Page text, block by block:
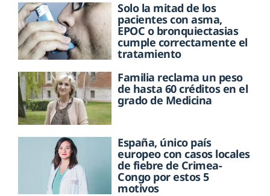
Solo la mitad de los
pacientes con asma,
EPOC o bronquiectasias
cumple correctamente el
tratamiento
Familia reclama un peso
de hasta 60 créditos en el
grado de Medicina
España, único país
europeo con casos locales
de fiebre de Crimea-
Congo por estos 5
motivos